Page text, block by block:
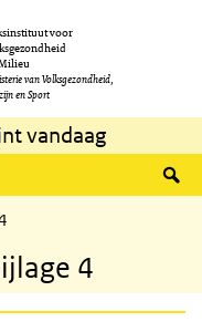
voor
van Volksgezondheid,
en Sport
vandaag
4